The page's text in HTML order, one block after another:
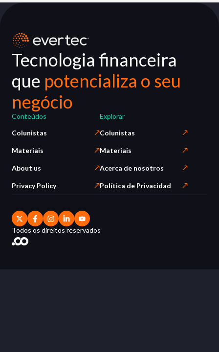
Tecnologia financeira
que potencializa o seu
negócio
Conteúdos
Colunistas
Materiais
About us
Privacy Policy
Explorar
Colunistas
Materiais
Acerca de nosotros
Política de Privacidad
Todos os direitos reservados